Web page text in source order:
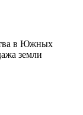
в Южных
земли